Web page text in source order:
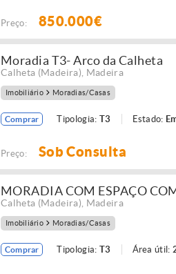
Preço: 850.000€
Moradia T3- Arco da Calheta
Calheta (Madeira) Madeira
Imobiliário Moradias/Casas
Comprar Tipologia: T3 Estado:
Preço: Sob Consulta
MORADIA COM ESPAÇO
Calheta (Madeira) Madeira
Imobiliário Moradias/Casas
Comprar Tipologia: T3 Área útil: